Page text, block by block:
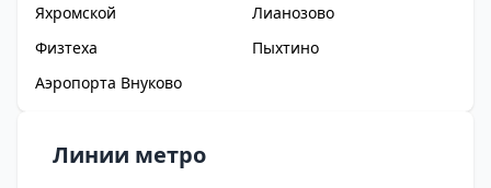
Яхромской
Лианозово
Физтеха
Пыхтино
Аэропорта Внуково
Линии метро